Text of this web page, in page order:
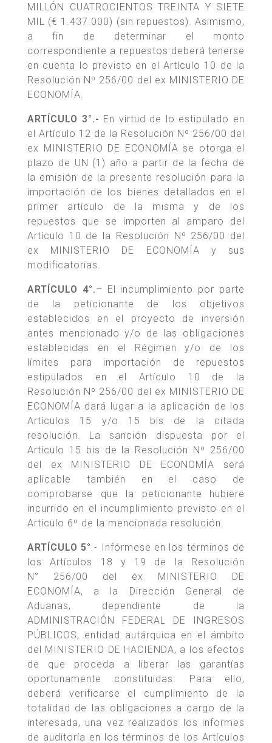
MILLÓN CUATROCIENTOS TREINTA Y SIETE
MIL (€ 1.437.000) (sin repuestos). Asimismo,
a fin de determinar el monto
correspondiente a repuestos deberá tenerse
en cuenta lo previsto en el Artículo 10 de la
Resolución Nº 256/00 del ex MINISTERIO DE
ECONOMÍA.
ARTÍCULO 3°.- En virtud de lo estipulado en
el Artículo 12 de la Resolución Nº 256/00 del
ex MINISTERIO DE ECONOMÍA se otorga el
plazo de UN (1) año a partir de la fecha de
la emisión de la presente resolución para la
importación de los bienes detallados en el
primer artículo de la misma y de los
repuestos que se importen al amparo del
Artículo 10 de la Resolución Nº 256/00 del
ex MINISTERIO DE ECONOMÍA y sus
modificatorias.
ARTÍCULO 4°.– El incumplimiento por parte
de la peticionante de los objetivos
establecidos en el proyecto de inversión
antes mencionado y/o de las obligaciones
establecidas en el Régimen y/o de los
límites para importación de repuestos
estipulados en el Artículo 10 de la
Resolución Nº 256/00 del ex MINISTERIO DE
ECONOMÍA dará lugar a la aplicación de los
Artículos 15 y/o 15 bis de la citada
resolución. La sanción dispuesta por el
Artículo 15 bis de la Resolución Nº 256/00
del ex MINISTERIO DE ECONOMÍA será
aplicable también en el caso de
comprobarse que la peticionante hubiere
incurrido en el incumplimiento previsto en el
Artículo 6º de la mencionada resolución.
ARTÍCULO 5° .- Infórmese en los términos de
los Artículos 18 y 19 de la Resolución
N° 256/00 del ex MINISTERIO DE
ECONOMÍA, a la Dirección General de
Aduanas, dependiente de la
ADMINISTRACIÓN FEDERAL DE INGRESOS
PÚBLICOS, entidad autárquica en el ámbito
del MINISTERIO DE HACIENDA, a los efectos
de que proceda a liberar las garantías
oportunamente constituidas. Para ello,
deberá verificarse el cumplimiento de la
totalidad de las obligaciones a cargo de la
interesada, una vez realizados los informes
de auditoría en los términos de los Artículos